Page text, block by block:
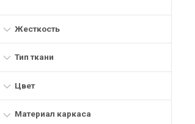
Жесткость
Тип ткани
Цвет
Материал каркаса